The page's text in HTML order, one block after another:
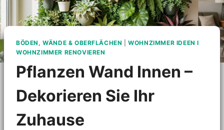
BÖDEN, WÄNDE & OBERFLÄCHEN |WOHNZIMMER IDEEN I
WOHNZIMMER RENOVIEREN
Pflanzen Wand Innen –
Dekorieren Sie Ihr
Zuhause